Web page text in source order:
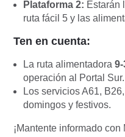
​Plataforma 2: Estarán
ruta fácil 5 y las
Ten en cuenta:
La ruta alimentadora
operación al Portal Sur.
Los servicios A61,
domingos y festivos.
¡Mantente informado con